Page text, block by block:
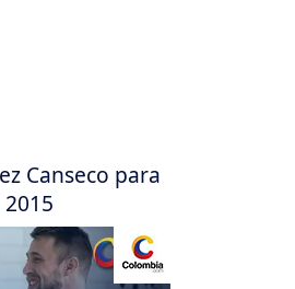
Canseco para